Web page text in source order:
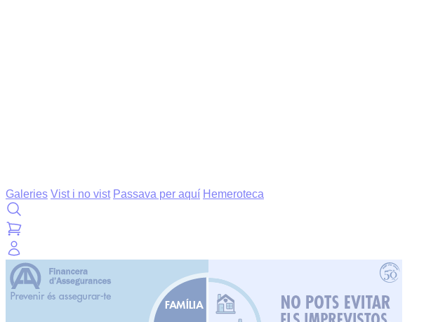
Galeries Vist i no vist Passava per aquí Hemeroteca